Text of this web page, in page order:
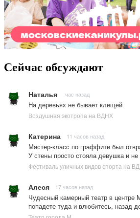
Сейчас обсуждают
Наталья час назад
На деревьях не бывает клещей
Воздушная экотропа на ВДНХ
Катерина 11 часов назад
Мастер-класс по граффити был
У стены просто стояла девушка и не
Фестиваль уличных видов спорта на
Алеся 17 часов назад
Чудесный камерный театр в
попадете туда и влюбитесь, назад